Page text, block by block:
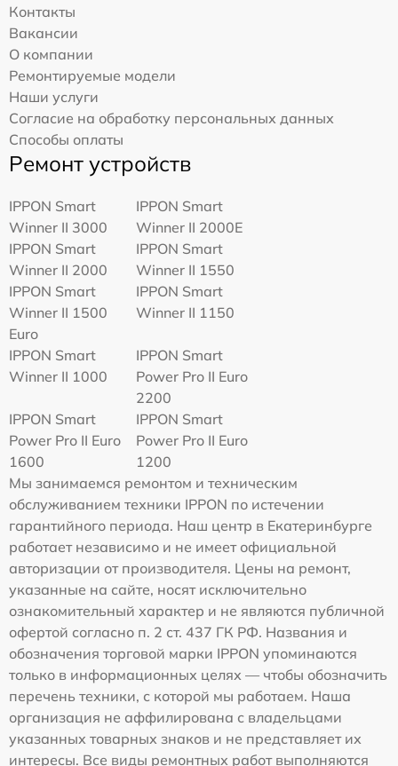
Контакты
Вакансии
О компании
Ремонтируемые модели
Наши услуги
Согласие на обработку персональных данных
Способы оплаты
Ремонт устройств
IPPON Smart
Winner II 3000
IPPON Smart
Winner II 2000E
IPPON Smart
Winner II 2000
IPPON Smart
Winner II 1550
IPPON Smart
Winner II 1500
Euro
IPPON Smart
Winner II 1150
IPPON Smart
Winner II 1000
IPPON Smart
Power Pro II Euro
2200
IPPON Smart
Power Pro II Euro
1600
IPPON Smart
Power Pro II Euro
1200
Мы занимаемся ремонтом и техническим
обслуживанием техники IPPON по истечении
гарантийного периода. Наш центр в Екатеринбурге
работает независимо и не имеет официальной
авторизации от производителя. Цены на ремонт,
указанные на сайте, носят исключительно
ознакомительный характер и не являются публичной
офертой согласно п. 2 ст. 437 ГК РФ. Названия и
обозначения торговой марки IPPON упоминаются
только в информационных целях — чтобы обозначить
перечень техники, с которой мы работаем. Наша
организация не аффилирована с владельцами
указанных товарных знаков и не представляет их
интересы. Все виды ремонтных работ выполняются